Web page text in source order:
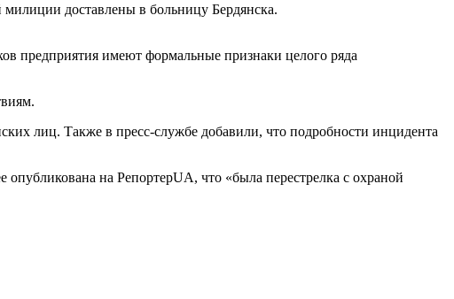
доставлены в больницу Бердянска.
предприятия имеют формальные признаки целого ряда
лиц. Также в пресс-службе добавили, что подробности инцидента
на РепортерUA, что «была перестрелка с охраной